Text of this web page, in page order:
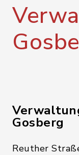
Gosberg
Reuther